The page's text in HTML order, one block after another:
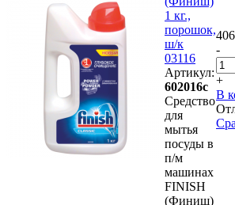
1 кг.,
порошок,
ш/к
03116
Артикул:
602016с
Средство
для
мытья
посуды в
п/м
машинах
FINISH
(Финиш)
-
+
В